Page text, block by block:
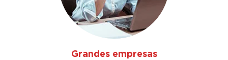
Grandes empresas